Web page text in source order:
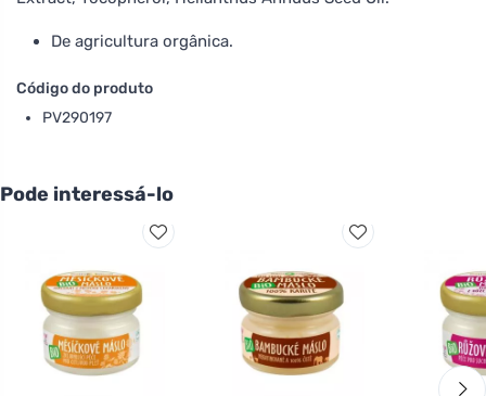
De agricultura orgânica.
Código do produto
PV290197
Pode interessá-lo